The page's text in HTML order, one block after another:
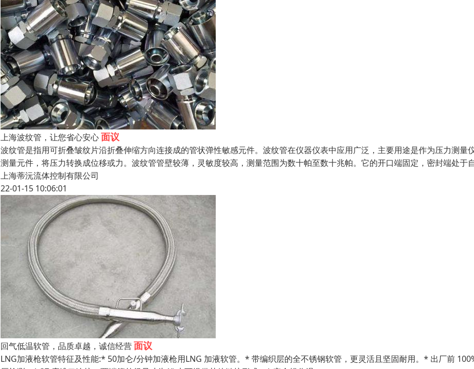
上海波纹管，让您省心安心面议
波纹管是指用可折叠皱纹片沿折叠伸缩方向连接成的管状弹性敏感元件。波纹管在仪器仪表中应用广泛，主要用途是作为压力测量
测量元件，将压力转换成位移或力。波纹管管壁较薄，灵敏度较高，测量范围为数十帕至数十兆帕。它的开口端固定，密封端处于
上海蒂沅流体控制有限公司
22-01-15 10:06:01
回气低温软管，品质卓越，诚信经营面议
LNG加液枪软管特征及性能:* 50加仑/分钟加液枪用LNG 加液软管。* 带编织层的全不锈钢软管，更灵活且坚固耐用。* 出厂前